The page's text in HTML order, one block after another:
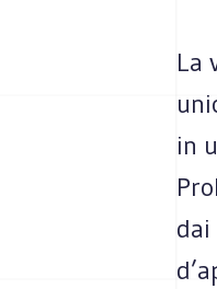
La
in